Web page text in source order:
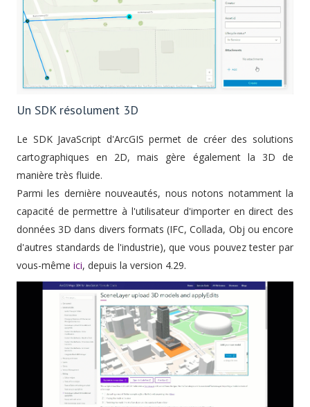
Un SDK résolument 3D
Le SDK JavaScript d'ArcGIS permet de créer des solutions
cartographiques en 2D, mais gère également la 3D de
manière très fluide.
Parmi les dernière nouveautés, nous notons notamment la
capacité de permettre à l'utilisateur d'importer en direct des
données 3D dans divers formats (IFC, Collada, Obj ou encore
d'autres standards de l'industrie), que vous pouvez tester par
vous-même ici, depuis la version 4.29.